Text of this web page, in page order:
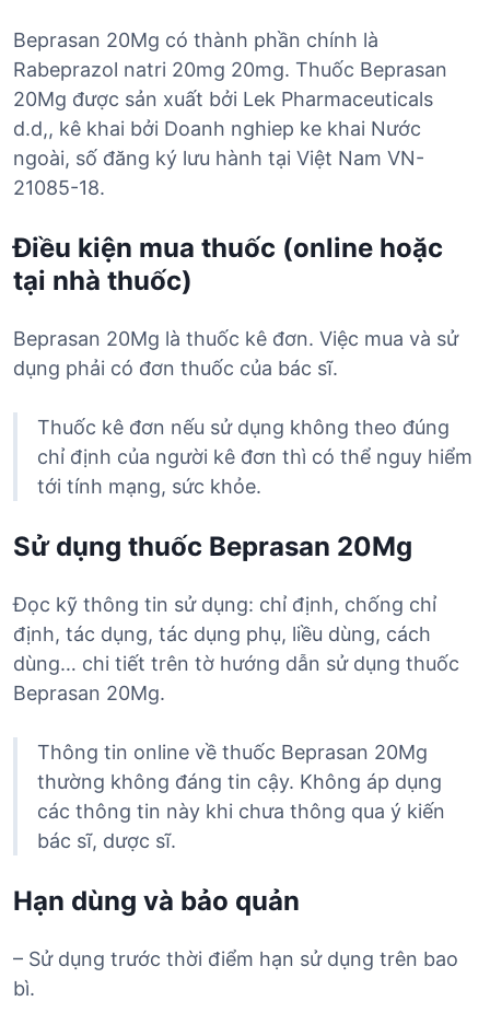
Beprasan 20Mg có thành phần chính là
Rabeprazol natri 20mg 20mg. Thuốc Beprasan
20Mg được sản xuất bởi Lek Pharmaceuticals
d.d,, kê khai bởi Doanh nghiep ke khai Nước
ngoài, số đăng ký lưu hành tại Việt Nam VN-
21085-18.
Điều kiện mua thuốc (online hoặc
tại nhà thuốc)
Beprasan 20Mg là thuốc kê đơn. Việc mua và sử
dụng phải có đơn thuốc của bác sĩ.
Thuốc kê đơn nếu sử dụng không theo đúng
chỉ định của người kê đơn thì có thể nguy hiểm
tới tính mạng, sức khỏe.
Sử dụng thuốc Beprasan 20Mg
Đọc kỹ thông tin sử dụng: chỉ định, chống chỉ
định, tác dụng, tác dụng phụ, liều dùng, cách
dùng… chi tiết trên tờ hướng dẫn sử dụng thuốc
Beprasan 20Mg.
Thông tin online về thuốc Beprasan 20Mg
thường không đáng tin cậy. Không áp dụng
các thông tin này khi chưa thông qua ý kiến
bác sĩ, dược sĩ.
Hạn dùng và bảo quản
– Sử dụng trước thời điểm hạn sử dụng trên bao
bì.